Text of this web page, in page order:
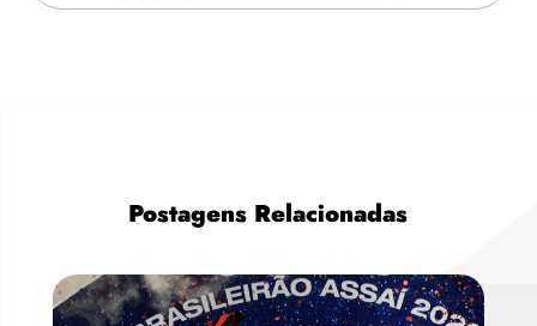
Postagens Relacionadas